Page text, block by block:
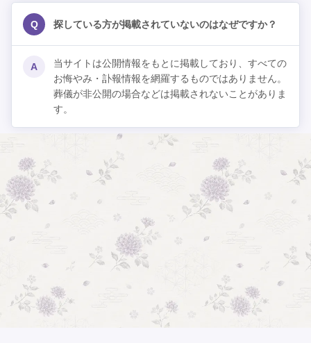
Q 探している方が掲載されていないのはなぜですか？
A
当サイトは公開情報をもとに掲載しており、すべての
お悔やみ・訃報情報を網羅するものではありません。
葬儀が非公開の場合などは掲載されないことがありま
す。